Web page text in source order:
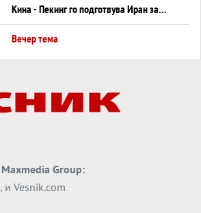
Кина - Пекинг го подготвува Иран за
американска копнена инвазија
Вечер тема
Вечер тема
Трамп тврди дека повторно „разговара“
Вечер тема
ДЛАБОКО УДОЛУ: Сметководствените
трикови што го соборија ЕНРОН ги
Maxmedia Group:
, и Vesnik.com